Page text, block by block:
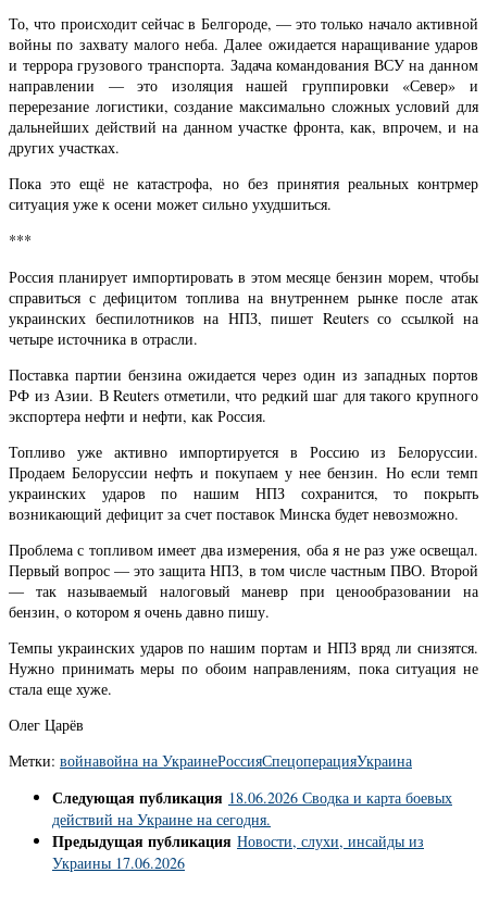
То, что происходит сейчас в Белгороде, — это только начало активной
войны по захвату малого неба. Далее ожидается наращивание ударов
и террора грузового транспорта. Задача командования ВСУ на данном
направлении — это изоляция нашей группировки «Север» и
перерезание логистики, создание максимально сложных условий для
дальнейших действий на данном участке фронта, как, впрочем, и на
других участках.
Пока это ещё не катастрофа, но без принятия реальных контрмер
ситуация уже к осени может сильно ухудшиться.
***
Россия планирует импортировать в этом месяце бензин морем, чтобы
справиться с дефицитом топлива на внутреннем рынке после атак
украинских беспилотников на НПЗ, пишет Reuters со ссылкой на
четыре источника в отрасли.
Поставка партии бензина ожидается через один из западных портов
РФ из Азии. В Reuters отметили, что редкий шаг для такого крупного
экспортера нефти и нефти, как Россия.
Топливо уже активно импортируется в Россию из Белоруссии.
Продаем Белоруссии нефть и покупаем у нее бензин. Но если темп
украинских ударов по нашим НПЗ сохранится, то покрыть
возникающий дефицит за счет поставок Минска будет невозможно.
Проблема с топливом имеет два измерения, оба я не раз уже освещал.
Первый вопрос — это защита НПЗ, в том числе частным ПВО. Второй
— так называемый налоговый маневр при ценообразовании на
бензин, о котором я очень давно пишу.
Темпы украинских ударов по нашим портам и НПЗ вряд ли снизятся.
Нужно принимать меры по обоим направлениям, пока ситуация не
стала еще хуже.
Олег Царёв
Метки: войнавойна на УкраинеРоссияСпецоперацияУкраина
Следующая публикация 18.06.2026 Сводка и карта боевых
действий на Украине на сегодня.
Предыдущая публикация Новости, слухи, инсайды из
Украины 17.06.2026